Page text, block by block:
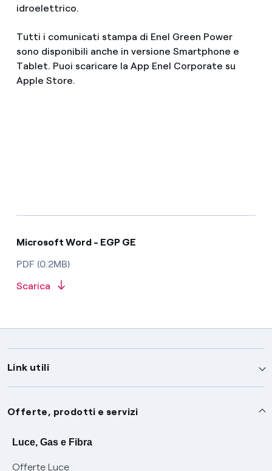
idroelettrico.
Tutti i comunicati stampa di Enel Green Power
sono disponibili anche in versione Smartphone e
Tablet. Puoi scaricare la App Enel Corporate su
Apple Store.
Microsoft Word - EGP GE
PDF (0.2MB)
Scarica
Link utili
Assistenza
Avvisi
SOS luce e gas
Servizi
Offerte, prodotti e servizi
Luce, Gas e Fibra
Offerte Luce